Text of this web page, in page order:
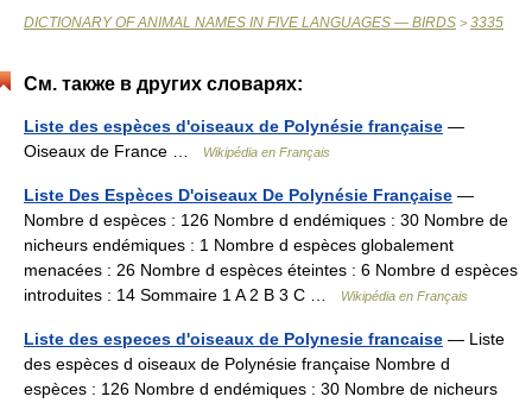
DICTIONARY OF ANIMAL NAMES IN FIVE LANGUAGES — BIRDS > 3335
См. также в других словарях:
Liste des espèces d'oiseaux de Polynésie française —
Oiseaux de France …
Wikipédia en Français
Liste Des Espèces D'oiseaux De Polynésie Française —
Nombre d espèces : 126 Nombre d endémiques : 30 Nombre de
nicheurs endémiques : 1 Nombre d espèces globalement
menacées : 26 Nombre d espèces éteintes : 6 Nombre d espèces
introduites : 14 Sommaire 1 A 2 B 3 C …
Wikipédia en Français
Liste des especes d'oiseaux de Polynesie francaise — Liste
des espèces d oiseaux de Polynésie française Nombre d
espèces : 126 Nombre d endémiques : 30 Nombre de nicheurs